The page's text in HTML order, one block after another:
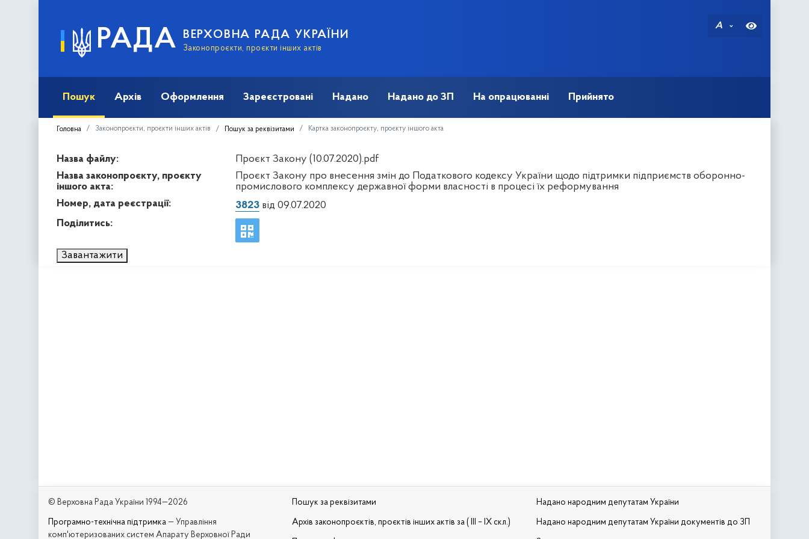
РАДА ВЕРХОВНА РАДА УКРАЇНИ
Законопроєкти, проєкти інших актів
A
Пошук Архів Оформлення Зареєстровані Надано Надано до ЗП На опрацюванні Прийнято
Головна Законопроєкти, проєкти інших актів Пошук за реквізитами Картка законопроєкту, проєкту іншого акта
Назва файлу:
Проєкт Закону (10.07.2020).pdf
Назва законопроєкту, проєкту
іншого акта:
Проєкт Закону про внесення змін до Податкового кодексу України щодо підтримки підприємств оборонно-
промислового комплексу державної форми власності в процесі їх реформування
Номер, дата реєстрації:
3823від 09.07.2020
Поділитись:
Завантажити
© Верховна Рада України 1994—2026
Програмно-технічна підтримка — Управління
комп'ютеризованих систем Апарату Верховної Ради
Пошук за реквізитами
Архів законопроєктів, проєктів інших актів за ( III – IX скл.)
Надано народним депутатам України
Надано народним депутатам України документів до ЗП